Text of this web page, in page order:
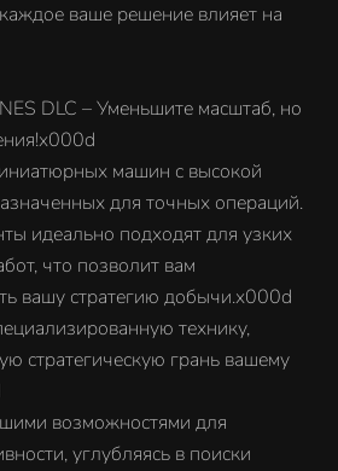
ваше решение влияет на
DLC – Уменьшите масштаб, но
машин с высокой
для точных операций.
идеально подходят для узких
что позволит вам
вашу стратегию добычи.x000d
технику,
стратегическую грань вашему
возможностями для
углубляясь в поиски